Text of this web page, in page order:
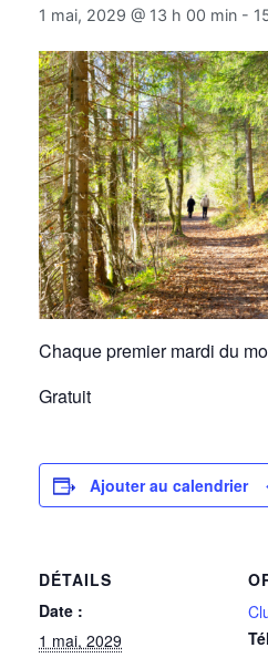
1 mai, 2029 @ 13 h 00 min -
Chaque premier mardi du
Gratuit
Ajouter au calendrier
DÉTAILS
Date :
1 mai, 2029